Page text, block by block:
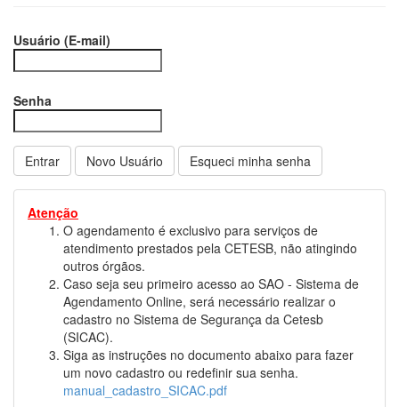
Usuário (E-mail)
Senha
Novo Usuário Esqueci minha senha
Atenção
O agendamento é exclusivo para serviços de
atendimento prestados pela CETESB, não atingindo
outros órgãos.
Caso seja seu primeiro acesso ao SAO - Sistema de
Agendamento Online, será necessário realizar o
cadastro no Sistema de Segurança da Cetesb
(SICAC).
Siga as instruções no documento abaixo para fazer
um novo cadastro ou redefinir sua senha.
manual_cadastro_SICAC.pdf